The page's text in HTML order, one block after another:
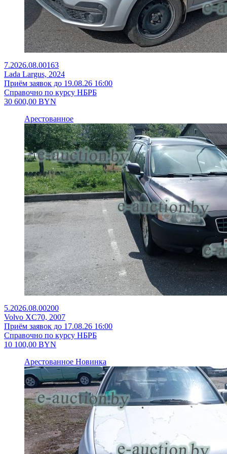
7.2026.08.00163
Lada Largus, 2024
Приём заявок до 19.08.26 16:00
Справочно по курсу НБРБ
30 600,00 BYN
Арестованное
5.2026.08.00200
Volvo XC70, 2007
Приём заявок до 17.08.26 16:00
Справочно по курсу НБРБ
10 100,00 BYN
Арестованное Новинка